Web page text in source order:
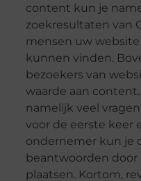
content kun je
zoekresultaten van
mensen uw
kunnen vinden.
bezoekers van
waarde aan
namelijk veel
voor de eerste keer
ondernemer kun je
beantwoorden
plaatsen. Kortom,